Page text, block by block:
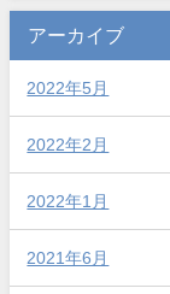
アーカイブ
2022年5月
2022年2月
2022年1月
2021年6月